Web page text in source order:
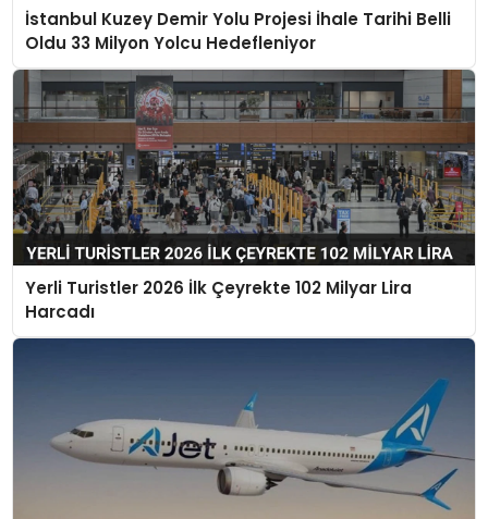
İstanbul Kuzey Demir Yolu Projesi İhale Tarihi Belli
Oldu 33 Milyon Yolcu Hedefleniyor
Yerli Turistler 2026 İlk Çeyrekte 102 Milyar Lira
Harcadı